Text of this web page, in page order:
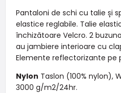
Pantaloni de schi cu talie și
elastice reglabile. Talie
închizătoare Velcro. 2
au jambiere interioare cu
Elemente reflectorizante pe
Nylon Taslon (100% nylon),
3000 g/m2/24hr.